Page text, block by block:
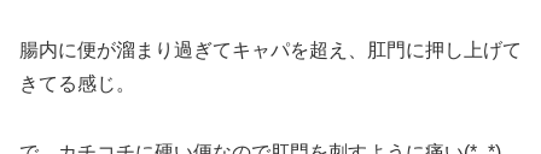
腸内に便が溜まり過ぎてキャパを超え、肛門に押し上げて
きてる感じ。